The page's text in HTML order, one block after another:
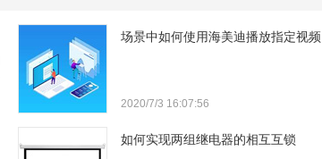
场景中如何使用海美迪播放指定视频
2020/7/3 16:07:56
如何实现两组继电器的相互互锁